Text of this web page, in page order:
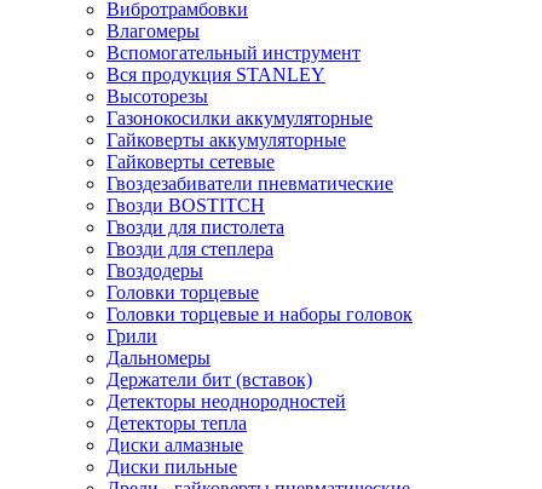
Вибротрамбовки
Влагомеры
Вспомогательный инструмент
Вся продукция STANLEY
Высоторезы
Газонокосилки аккумуляторные
Гайковерты аккумуляторные
Гайковерты сетевые
Гвоздезабиватели пневматические
Гвозди BOSTITCH
Гвозди для пистолета
Гвозди для степлера
Гвоздодеры
Головки торцевые
Головки торцевые и наборы головок
Грили
Дальномеры
Держатели бит (вставок)
Детекторы неоднородностей
Детекторы тепла
Диски алмазные
Диски пильные